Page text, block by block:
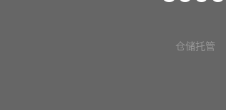
仓储托管